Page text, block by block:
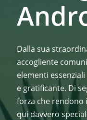
Dalla sua
accogliente
elementi
e gratificante. Di
forza che
qui davvero